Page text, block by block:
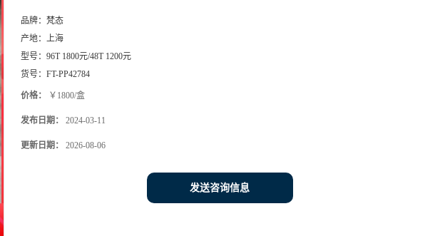
品牌： 梵态
产地： 上海
型号： 96T 1800元/48T 1200元
货号： FT-PP42784
价格： ￥1800/盒
发布日期： 2024-03-11
更新日期： 2026-08-06
发送咨询信息